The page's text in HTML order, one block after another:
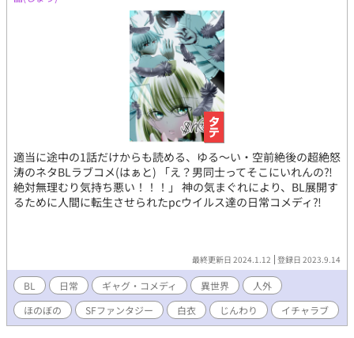
適当に途中の1話だけからも読める、ゆる〜い・空前絶後の超絶怒
涛のネタBLラブコメ(はぁと) 「え？男同士ってそこにいれんの⁈
絶対無理むり気持ち悪い！！！」 神の気まぐれにより、BL展開す
るために人間に転生させられたpcウイルス達の日常コメディ⁈
最終更新日 2024.1.12 登録日 2023.9.14
BL 日常 ギャグ・コメディ 異世界
人外
ほのぼの
SFファンタジー 白衣 じんわり イチャラブ